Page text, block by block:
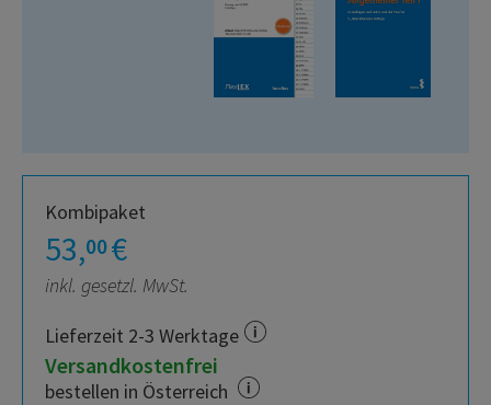
Kombipaket
53,00€
inkl. gesetzl. MwSt.
Lieferzeit 2-3 Werktage
Versandkostenfrei
bestellen in Österreich